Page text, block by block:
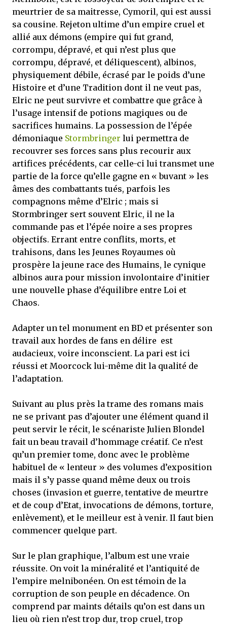
meurtrier de sa maitresse, Cymoril, qui est aussi
sa cousine. Rejeton ultime d’un empire cruel et
allié aux démons (empire qui fut grand,
corrompu, dépravé, et qui n’est plus que
corrompu, dépravé, et déliquescent), albinos,
physiquement débile, écrasé par le poids d’une
Histoire et d’une Tradition dont il ne veut pas,
Elric ne peut survivre et combattre que grâce à
l’usage intensif de potions magiques ou de
sacrifices humains. La possession de l’épée
démoniaque Stormbringer lui permettra de
recouvrer ses forces sans plus recourir aux
artifices précédents, car celle-ci lui transmet une
partie de la force qu’elle gagne en « buvant » les
âmes des combattants tués, parfois les
compagnons même d’Elric ; mais si
Stormbringer sert souvent Elric, il ne la
commande pas et l’épée noire a ses propres
objectifs. Errant entre conflits, morts, et
trahisons, dans les Jeunes Royaumes où
prospère la jeune race des Humains, le cynique
albinos aura pour mission involontaire d’initier
une nouvelle phase d’équilibre entre Loi et
Chaos.
Adapter un tel monument en BD et présenter son
travail aux hordes de fans en délire est
audacieux, voire inconscient. La pari est ici
réussi et Moorcock lui-même dit la qualité de
l’adaptation.
Suivant au plus près la trame des romans mais
ne se privant pas d’ajouter une élément quand il
peut servir le récit, le scénariste Julien Blondel
fait un beau travail d’hommage créatif. Ce n’est
qu’un premier tome, donc avec le problème
habituel de « lenteur » des volumes d’exposition
mais il s’y passe quand même deux ou trois
choses (invasion et guerre, tentative de meurtre
et de coup d’Etat, invocations de démons, torture,
enlèvement), et le meilleur est à venir. Il faut bien
commencer quelque part.
Sur le plan graphique, l’album est une vraie
réussite. On voit la minéralité et l’antiquité de
l’empire melnibonéen. On est témoin de la
corruption de son peuple en décadence. On
comprend par maints détails qu’on est dans un
lieu où rien n’est trop dur, trop cruel, trop